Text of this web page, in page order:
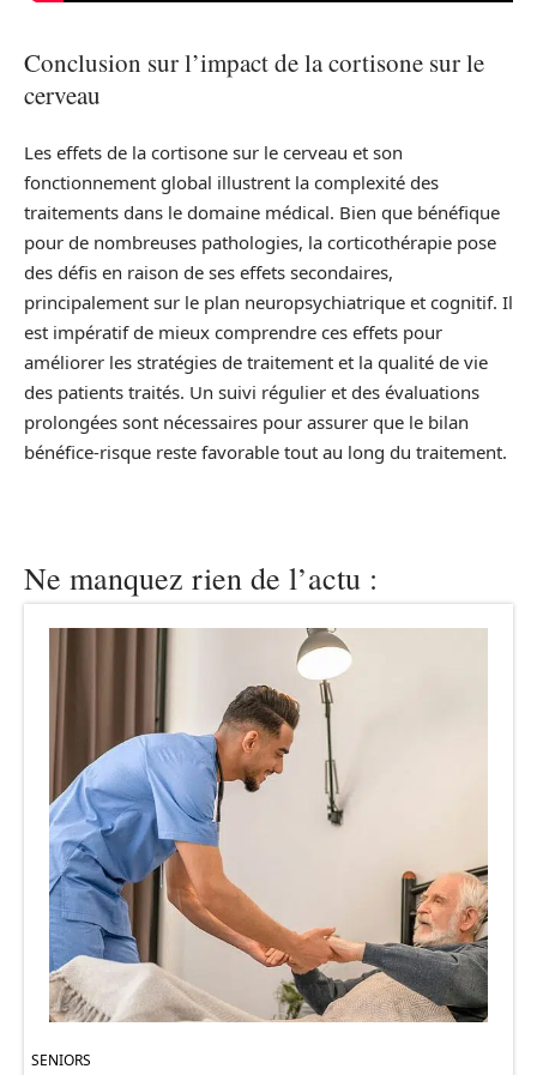
Conclusion sur l’impact de la cortisone sur le
cerveau
Les effets de la cortisone sur le cerveau et son
fonctionnement global illustrent la complexité des
traitements dans le domaine médical. Bien que bénéfique
pour de nombreuses pathologies, la corticothérapie pose
des défis en raison de ses effets secondaires,
principalement sur le plan neuropsychiatrique et cognitif. Il
est impératif de mieux comprendre ces effets pour
améliorer les stratégies de traitement et la qualité de vie
des patients traités. Un suivi régulier et des évaluations
prolongées sont nécessaires pour assurer que le bilan
bénéfice-risque reste favorable tout au long du traitement.
Ne manquez rien de l’actu :
SENIORS